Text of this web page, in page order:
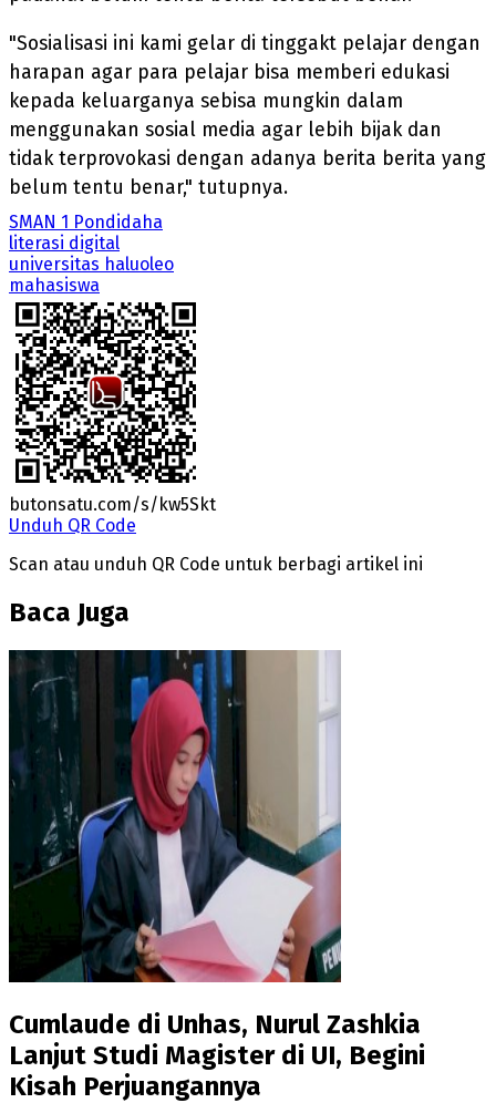
"Sosialisasi ini kami gelar di tinggakt pelajar dengan
harapan agar para pelajar bisa memberi edukasi
kepada keluarganya sebisa mungkin dalam
menggunakan sosial media agar lebih bijak dan
tidak terprovokasi dengan adanya berita berita yang
belum tentu benar," tutupnya.
SMAN 1 Pondidaha
literasi digital
universitas haluoleo
mahasiswa
butonsatu.com/s/kw5Skt
Unduh QR Code
Scan atau unduh QR Code untuk berbagi artikel ini
Baca Juga
Cumlaude di Unhas, Nurul Zashkia
Lanjut Studi Magister di UI, Begini
Kisah Perjuangannya